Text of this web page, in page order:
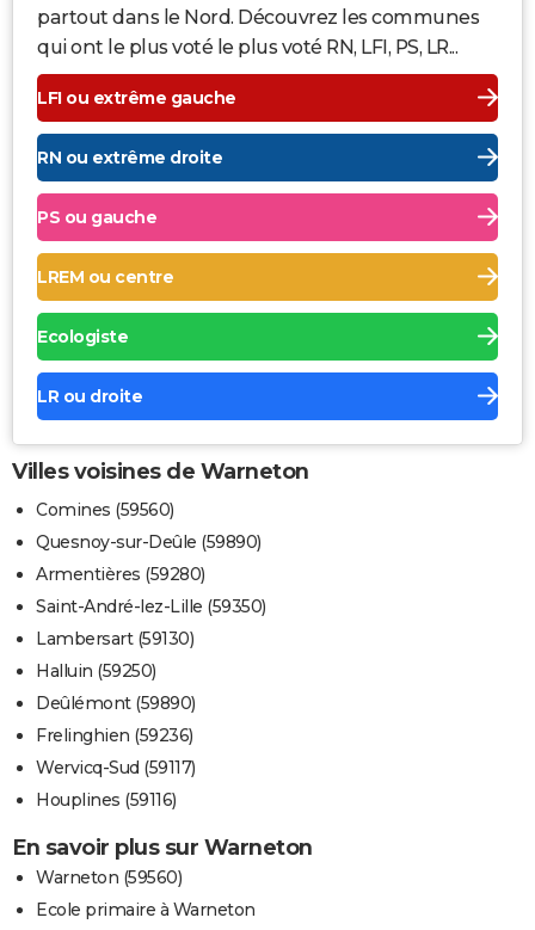
partout dans le Nord. Découvrez les communes
qui ont le plus voté le plus voté RN, LFI, PS, LR...
LFI ou extrême gauche
RN ou extrême droite
PS ou gauche
LREM ou centre
Ecologiste
LR ou droite
Villes voisines de Warneton
Comines (59560)
Quesnoy-sur-Deûle (59890)
Armentières (59280)
Saint-André-lez-Lille (59350)
Lambersart (59130)
Halluin (59250)
Deûlémont (59890)
Frelinghien (59236)
Wervicq-Sud (59117)
Houplines (59116)
En savoir plus sur Warneton
Warneton (59560)
Ecole primaire à Warneton